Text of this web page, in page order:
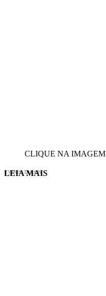
CLIQUE NA IMAGEM
EVINIS TALON
LEIA MAIS